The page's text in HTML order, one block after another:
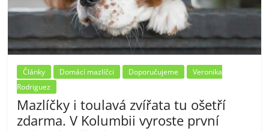
Články Domácí mazlíčci Doporučujeme
Veronika
Rodriguez
Mazlíčky i toulavá zvířata tu ošetří
zdarma. V Kolumbii vyroste první